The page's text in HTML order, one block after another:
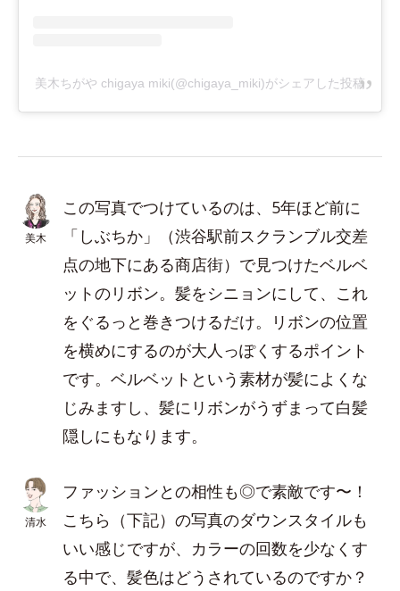
美木ちがや chigaya miki(@chigaya_miki)がシェアした投稿
美木
この写真でつけているのは、5年ほど前に
「しぶちか」（渋谷駅前スクランブル交差
点の地下にある商店街）で見つけたベルベ
ットのリボン。髪をシニョンにして、これ
をぐるっと巻きつけるだけ。リボンの位置
を横めにするのが大人っぽくするポイント
です。ベルベットという素材が髪によくな
じみますし、髪にリボンがうずまって白髪
隠しにもなります。
清水
ファッションとの相性も◎で素敵です〜！
こちら（下記）の写真のダウンスタイルも
いい感じですが、カラーの回数を少なくす
る中で、髪色はどうされているのですか？